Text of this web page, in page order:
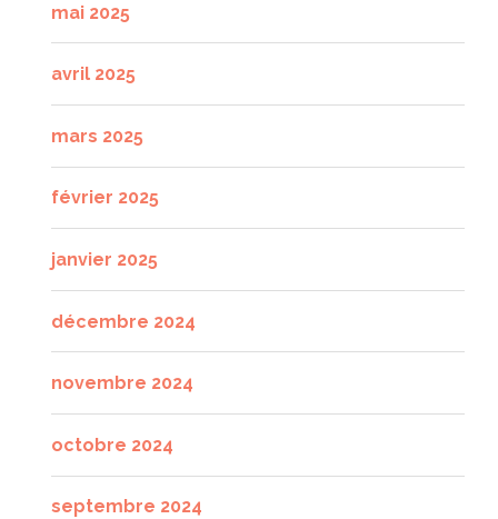
mai 2025
avril 2025
mars 2025
février 2025
janvier 2025
décembre 2024
novembre 2024
octobre 2024
septembre 2024